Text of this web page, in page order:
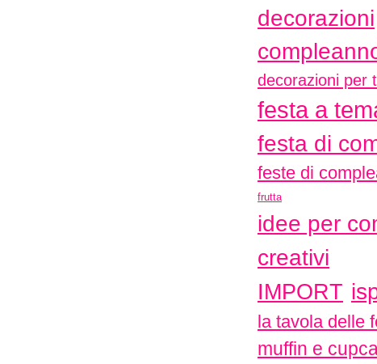
decorazioni
decorazioni per
festa a
festa di
feste di
frutta
idee per
creativi
IMPORT
la tavola delle
muffin e